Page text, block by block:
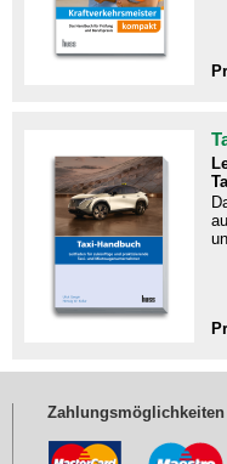
Zahlungsmöglichkeiten